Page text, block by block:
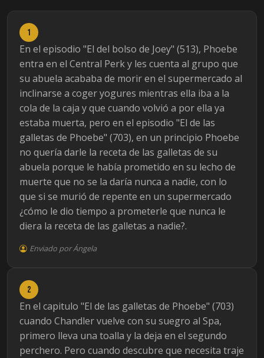
1
En el episodio "El del bolso de Joey" (513), Phoebe
entra en el Central Perk y les cuenta al grupo que
su abuela acababa de morir en el supermercado al
inclinarse a coger yogures mientras ella iba a la
cola de la caja y que cuando volvió a por ella ya
estaba muerta, pero en el episodio "El de las
galletas de Phoebe" (703), en un principio Phoebe
no quería darle la receta de las galletas de su
abuela porque le había prometido en su lecho de
muerte que no se la daría nunca a nadie, con lo
que si se murió de repente en un supermercado
¿cómo le dio tiempo a prometerle que nunca le
diera la receta de las galletas a nadie?.
Enviado por Ángela
2
En el capitulo "El de las galletas de Phoebe" (703)
cuando Chandler vuelve con su suegro al Spa,
primero lleva una toalla y la deja en el segundo
perchero. Pero cuando descubre que necesita traje